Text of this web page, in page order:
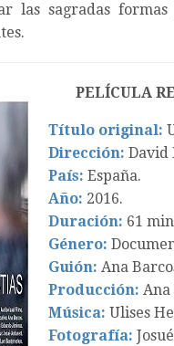
las sagradas
PELÍCULA
Título original:
Dirección: David
País: España.
Año: 2016.
Duración: 61
Género:
Guión: Ana
Producción: Ana
Música: Ulises
Fotografía: